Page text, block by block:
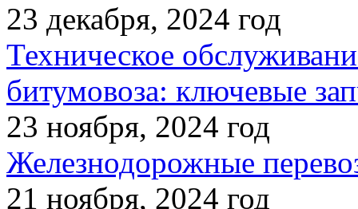
23 декабря, 2024 год
Техническое
битумовоза: ключевые
23 ноября, 2024 год
Железнодорожные
21 ноября, 2024 год